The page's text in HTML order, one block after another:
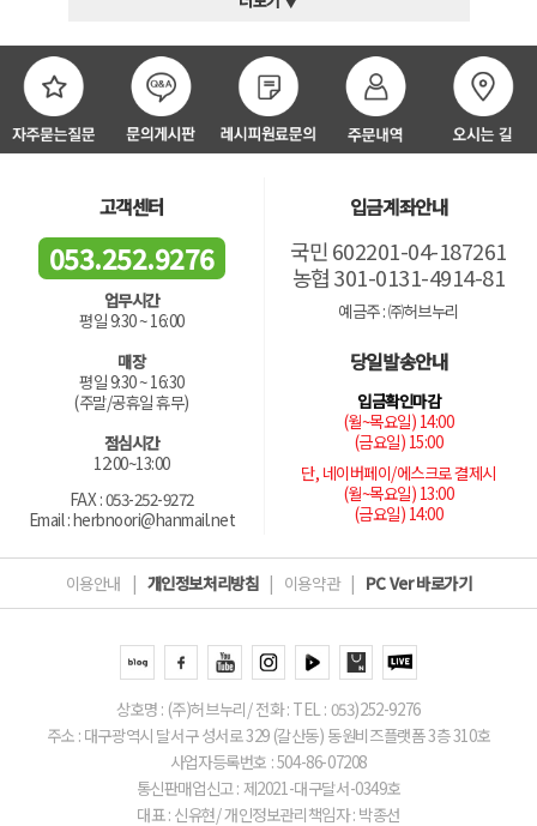
고객센터
053.252.9276
업무시간
평일 9:30 ~ 16:00
매장
평일 9:30 ~ 16:30
(주말/공휴일 휴무)
점심시간
12:00~13:00
FAX : 053-252-9272
Email : herbnoori@hanmail.net
입금계좌안내
국민 602201-04-187261
농협 301-0131-4914-81
예금주 : ㈜허브누리
당일발송안내
입금확인마감
(월~목요일) 14:00
(금요일) 15:00
단, 네이버페이/에스크로 결제시
(월~목요일) 13:00
(금요일) 14:00
이용안내 | 개인정보처리방침 | 이용약관 | PC Ver 바로가기
상호명 : (주)허브누리/ 전화 : TEL : 053)252-9276
주소 : 대구광역시 달서구 성서로 329 (갈산동) 동원비즈플랫폼 3층 310호
사업자등록번호 : 504-86-07208
통신판매업신고 : 제2021-대구달서-0349호
대표 : 신유현/ 개인정보관리책임자 : 박종선